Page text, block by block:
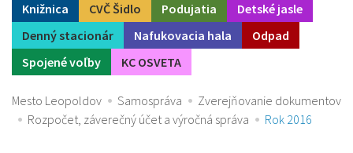
Knižnica CVČ Šidlo Podujatia
Detské jasle
Denný stacionár
Nafukovacia hala
Odpad
Spojené voľby
KC OSVETA
Mesto Leopoldov Samospráva
Zverejňovanie dokumentov
Rozpočet, záverečný účet a výročná správa
Rok 2016